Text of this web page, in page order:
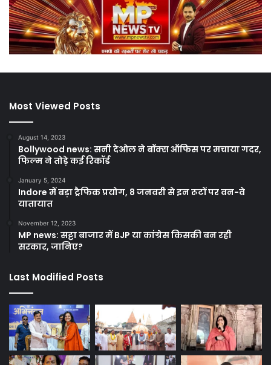
Most Viewed Posts
August 14, 2023
Bollywood news: सनी देओल ने बॉक्स ऑफिस पर मचाया गदर,
फिल्म ने तोड़े कई रिकॉर्ड
January 5, 2024
Indore में बड़ा ट्रैफिक प्रयोग, 8 जनवरी से इन रूटों पर वन-वे
यातायात
November 12, 2023
MP news: सट्टा बाजार में BJP या कांग्रेस किसकी बन रही
सरकार, जानिए?
Last Modified Posts